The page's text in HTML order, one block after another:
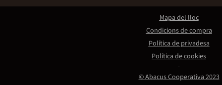
© Abacus Cooperativa 2023
Mapa del lloc
Condicions de compra
Política de privadesa
Política de cookies